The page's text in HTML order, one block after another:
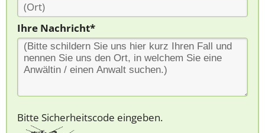
Ihre Nachricht*
Bitte Sicherheitscode eingeben.